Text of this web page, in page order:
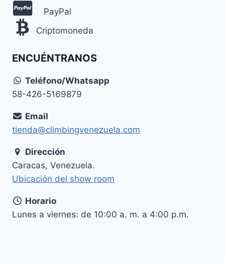
PayPal
Criptomoneda
ENCUÉNTRANOS
Teléfono/Whatsapp
58-426-5169879
Email
tienda@climbingvenezuela.com
Dirección
Caracas, Venezuela.
Ubicación del show room
Horario
Lunes a viernes: de 10:00 a. m. a 4:00 p.m.